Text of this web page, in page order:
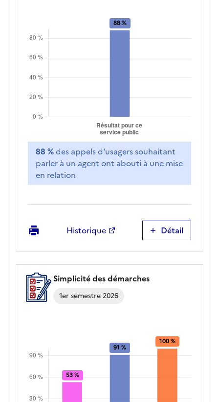
88 %des appels d'usagers souhaitant
parler à un agent ont abouti à une mise
en relation
ImprimerHistorique Détail
Appels
Simplicité des démarches
1er semestre 2026